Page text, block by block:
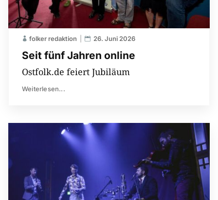
Seit fünf Jahren online
folker redaktion 26. Juni 2026
Ostfolk.de feiert Jubiläum
Weiterlesen...